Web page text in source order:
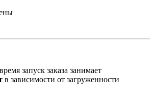
запуск заказа занимает
в зависимости от загруженности